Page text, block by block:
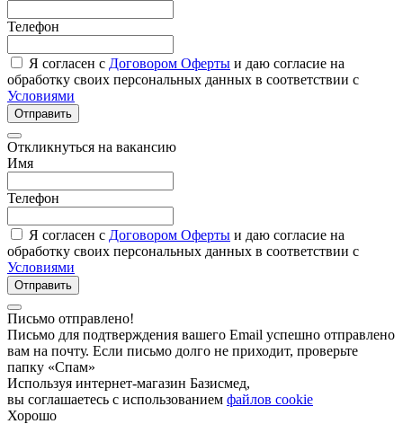
Телефон
Я согласен с Договором Оферты и даю согласие на
обработку своих персональных данных в соответствии с
Условиями
Отправить
Откликнуться на вакансию
Имя
Телефон
Я согласен с Договором Оферты и даю согласие на
обработку своих персональных данных в соответствии с
Условиями
Отправить
Письмо отправлено!
Письмо для подтверждения вашего Email успешно отправлено
вам на почту. Если письмо долго не приходит, проверьте
папку «Спам»
Используя интернет-магазин Базисмед,
вы соглашаетесь с использованием файлов cookie
Хорошо